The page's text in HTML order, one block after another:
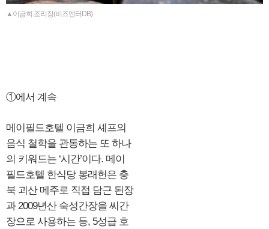
▲이금희 조리장(비즈엔터DB)
①에서 계속
메이필드호텔 이금희 셰프의
음식 철학을 관통하는 또 하나
의 키워드는 ‘시간’이다. 메이
필드호텔 한식당 봉래헌은 충
북 괴산 메주로 직접 담근 된장
과 2009년산 숙성간장을 씨간
장으로 사용하는 등, 5성급 호